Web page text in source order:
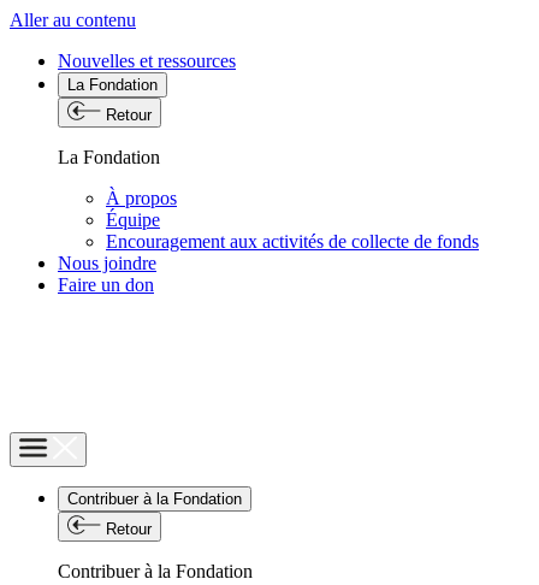
Aller au contenu
Nouvelles et ressources
La Fondation
Retour
La Fondation
À propos
Équipe
Encouragement aux activités de collecte de fonds
Nous joindre
Faire un don
Contribuer à la Fondation
Retour
Contribuer à la Fondation